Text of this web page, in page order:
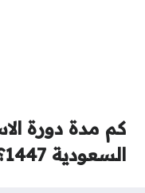
كم مدة دورة
السعودية 1447؟